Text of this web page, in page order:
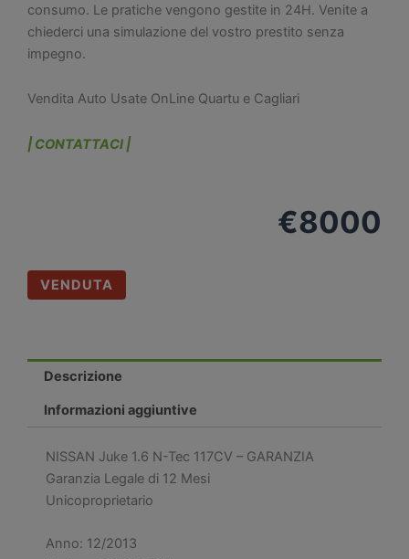
consumo. Le pratiche vengono gestite in 24H. Venite a
chiederci una simulazione del vostro prestito senza
impegno.
Vendita Auto Usate OnLine Quartu e Cagliari
| CONTATTACI |
€8000
VENDUTA
Descrizione
Informazioni aggiuntive
NISSAN Juke 1.6 N-Tec 117CV – GARANZIA
Garanzia Legale di 12 Mesi
Unicoproprietario
Anno: 12/2013